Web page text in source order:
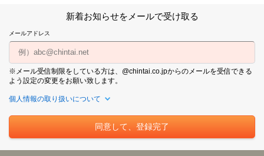
新着お知らせをメールで受け取る
メールアドレス
※メール受信制限をしている方は、@chintai.co.jpからのメールを受信できる
よう設定の変更をお願い致します。
個人情報の取り扱いについて